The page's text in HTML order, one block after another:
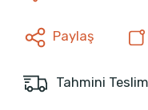
Paylaş
Tahmini